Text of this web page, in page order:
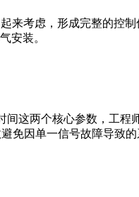
来考虑，形成完整的控制
安装。
这两个核心参数，工程
免因单一信号故障导致